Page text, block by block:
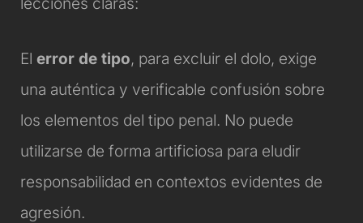
El error de tipo, para excluir el dolo, exige
una auténtica y verificable confusión sobre
los elementos del tipo penal. No puede
utilizarse de forma artificiosa para eludir
responsabilidad en contextos evidentes de
agresión.